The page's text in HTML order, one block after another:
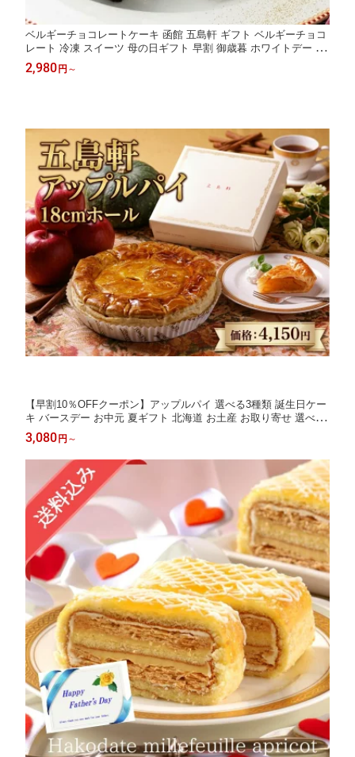
ベルギーチョコレートケーキ 函館 五島軒 ギフト ベルギーチョコ
レート 冷凍 スイーツ 母の日ギフト 早割 御歳暮 ホワイトデー お
返し 誕生日 送料込 父の日 早割 五島軒 公式
2,980 円 ～
【早割10％OFFクーポン】アップルパイ 選べる3種類 誕生日ケー
キ バースデー お中元 夏ギフト 北海道 お土産 お取り寄せ 選べる
パイ クリームチーズ パンプキン 製造工場直送 御歳暮 100年以上
の歴史 函館 送料込 冷蔵 冷凍 御歳暮 ギフト 洋菓子 パイ 早割 五
島軒 公式
3,080 円 ～